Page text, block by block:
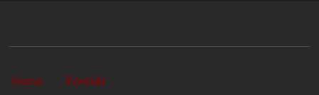
Sekundärlinks
Home
Kontakt